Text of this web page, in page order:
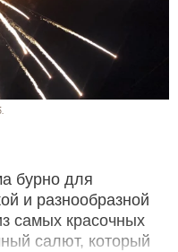
бурно для
и разнообразной
самых красочных
салют, который